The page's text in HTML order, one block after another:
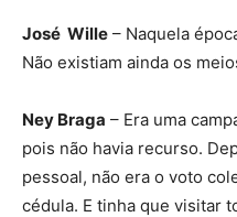
José Wille – Naquela
Não existiam ainda os
Ney Braga – Era uma
pois não havia recurso.
pessoal, não era o voto
cédula. E tinha que visitar